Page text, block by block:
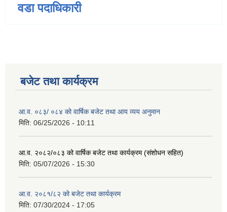
वडा पदाधिकारी
बजेट तथा कार्यक्रम
आ.व. ०८३/ ०८४ को वार्षिक बजेट तथा आय व्यय अनुमान
मिति: 06/25/2026 - 10:11
आ.व. २०८२/०८३ को वार्षिक बजेट तथा कार्यक्रम (संशोधन सहित)
मिति: 05/07/2026 - 15:30
आ.व. २०८१/८२ को बजेट तथा कार्यक्रम
मिति: 07/30/2024 - 17:05